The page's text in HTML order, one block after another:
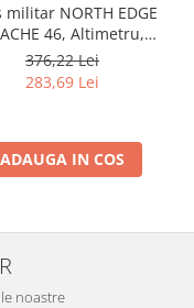
militar NORTH EDGE
46, Altimetru,
Cronometru,
Pedometru,
Busola
376,22 Lei
283,69 Lei
ADAUGA IN COS
noastre